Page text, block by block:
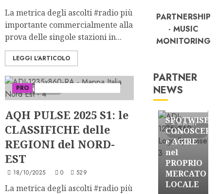
La metrica degli ascolti #radio più
importante commercialmente alla
prova delle singole stazioni in...
LEGGI L'ARTICOLO
3 minuti letti
PRO
AQH PULSE 2025 S1: le
CLASSIFICHE delle
REGIONI del NORD-
EST
18/10/2025 0 529
La metrica degli ascolti #radio più
PARTNERSHIP
- MUSIC
MONITORING
PARTNER
NEWS
3 minuti
letti
FREE
SPOTWISE:
CONOSCERE
e AGIRE
nel
PROPRIO
MERCATO
LOCALE
FREE